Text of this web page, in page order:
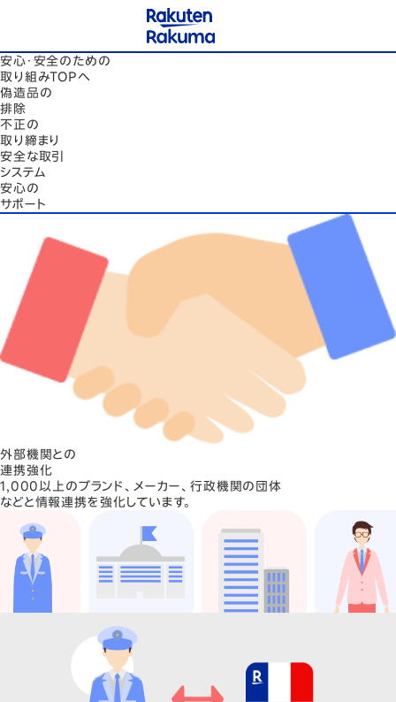
安心・安全のための
取り組みTOPへ
偽造品の
排除
不正の
取り締まり
安全な取引
システム
安心の
サポート
外部機関との
連携強化
1,000以上のブランド、メーカー、行政機関の団体
などと情報連携を強化しています。